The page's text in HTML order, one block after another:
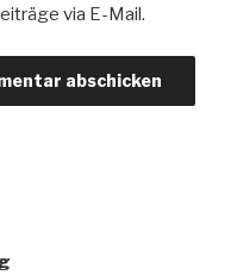
via E-Mail.